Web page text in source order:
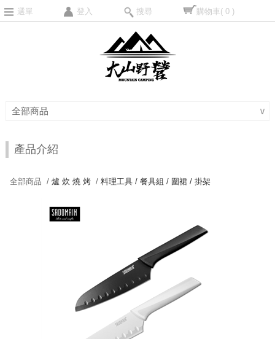
選單 登入 搜尋 購物車( 0 )
全部商品 ∨
產品介紹
全部商品 /爐 炊 燒 烤 /料理工具 / 餐具組 / 圍裙 / 掛架